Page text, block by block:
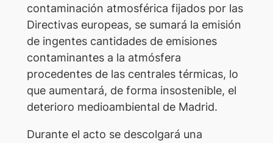
contaminación atmosférica fijados por las
Directivas europeas, se sumará la emisión
de ingentes cantidades de emisiones
contaminantes a la atmósfera
procedentes de las centrales térmicas, lo
que aumentará, de forma insostenible, el
deterioro medioambiental de Madrid.
Durante el acto se descolgará una